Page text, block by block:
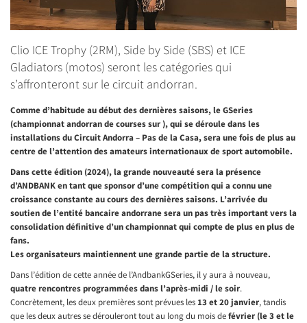
Clio ICE Trophy (2RM), Side by Side (SBS) et ICE
Gladiators (motos) seront les catégories qui
s’affronteront sur le circuit andorran.
Comme d’habitude au début des dernières saisons, le GSeries
(championnat andorran de courses sur ), qui se déroule dans les
installations du Circuit Andorra – Pas de la Casa, sera une fois de plus au
centre de l’attention des amateurs internationaux de sport automobile.
Dans cette édition (2024), la grande nouveauté sera la présence
d’ANDBANK en tant que sponsor d’une compétition qui a connu une
croissance constante au cours des dernières saisons. L’arrivée du
soutien de l’entité bancaire andorrane sera un pas très important vers la
consolidation définitive d’un championnat qui compte de plus en plus de
fans.
Les organisateurs maintiennent une grande partie de la structure.
Dans l’édition de cette année de l’AndbankGSeries, il y aura à nouveau,
quatre rencontres programmées dans l’après-midi / le soir.
Concrètement, les deux premières sont prévues les 13 et 20 janvier, tandis
que les deux autres se dérouleront tout au long du mois defévrier (le 3 et le